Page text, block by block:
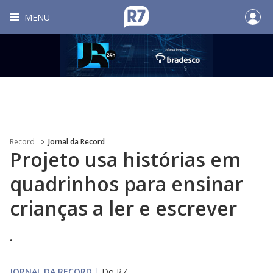
MENU
Record Jornal da Record
Projeto usa histórias em
quadrinhos para ensinar
crianças a ler e escrever
.